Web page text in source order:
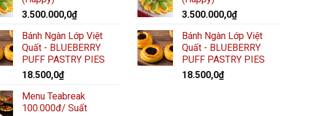
3.500.000,0₫
Bánh Ngàn Lớp Việt
Quất - BLUEBERRY
PUFF PASTRY PIES
18.500,0₫
Menu Teabreak
100.000đ/ Suất
3.500.000,0₫
Bánh Ngàn Lớp Việt
Quất - BLUEBERRY
PUFF PASTRY PIES
18.500,0₫